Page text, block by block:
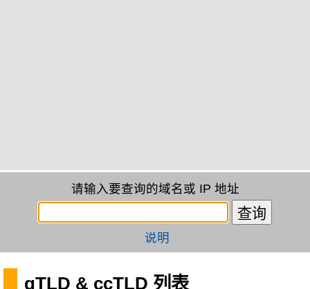
请输入要查询的域名或 IP 地址
说明
gTLD & ccTLD 列表